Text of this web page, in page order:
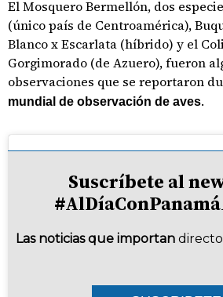
El Mosquero Bermellón, dos
(único país de Centroamérica),
Blanco x Escarlata (híbrido) y el
Gorgimorado (de Azuero), fueron
observaciones que se reportaron
mundial de observación de aves.
Suscríbete al
Las noticias que importan